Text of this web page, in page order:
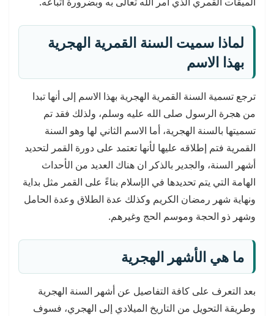
لماذا سميت السنة القمرية الهجرية
بهذا الاسم
ترجع تسمية السنة القمرية الهجرية بهذا الاسم إلى أنها تبدا
من هجرة الرسول صلى الله عليه وسلم، ولذلك فقد تم
تسميتها بالسنة الهجرية، أما الاسم الثاني لها وهو السنة
القمرية فتم إطلاقه عليها لأنها تعتمد على دورة القمر لتحديد
أشهر السنة، والجدير بالذكر ان هناك العديد من الأحداث
الهامة التي يتم تحديدها في الإسلام بناءً على القمر مثل بداية
ونهاية شهر رمضان الكريم وكذلك عدة الطلاق وعدة الحامل
وشهر ذو الحجة وموسم الحج وغيرهم.
ما هي الأشهر الهجرية
بعد التعرف على كافة التفاصيل عن أشهر السنة الهجرية
وطريقة التحويل من التاريخ الميلادي إلى الهجري، فسوف